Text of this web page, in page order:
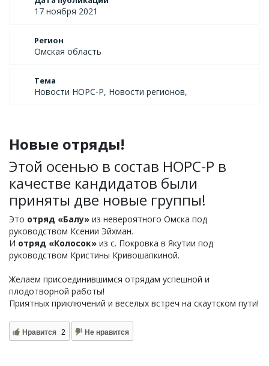
17 ноября 2021
Регион
Омская область
Тема
Новости НОРС-Р, Новости регионов,
Новые отряды!
Этой осенью в состав НОРС-Р в
качестве кандидатов были
приняты две новые группы!
Это отряд «Балу» из невероятного Омска под
руководством Ксении Эйхман.
И отряд «Колосок» из с. Покровка в Якутии под
руководством Кристины Кривошапкиной.
Желаем присоединившимся отрядам успешной и
плодотворной работы!
Приятных приключений и веселых встреч на скаутском пути!
Нравится 2 Не нравится